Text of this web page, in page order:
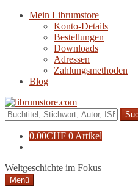
Navigation
Zum
Mein Librumstore
Konto-Details
Bestellungen
Downloads
Adressen
Zahlungsmethoden
Blog
Suche
nach:
0.00CHF 0 Artikel
Weltgeschichte im Fokus
Menü